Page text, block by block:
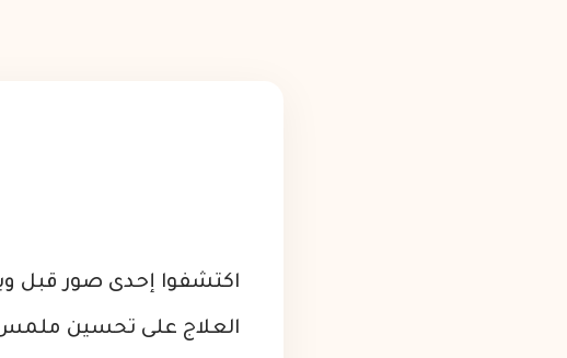
اكتشفوا إحدى صور قبل
العلاج على تحسين ملمس